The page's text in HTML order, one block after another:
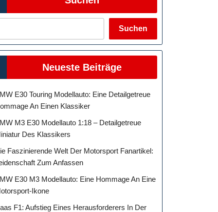
Suchen
Neueste Beiträge
E30 Touring Modellauto: Eine Detailgetreue
An Einen Klassiker
M3 E30 Modellauto 1:18 – Detailgetreue
Des Klassikers
Faszinierende Welt Der Motorsport Fanartikel:
Zum Anfassen
E30 M3 Modellauto: Eine Hommage An Eine
Ikone
F1: Aufstieg Eines Herausforderers In Der